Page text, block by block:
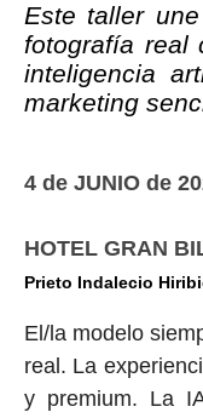
Este taller
fotografía real
inteligencia
marketing
4 de JUNIO de
HOTEL GRAN
Prieto Indalecio
El/la modelo
real. La
y premium. La